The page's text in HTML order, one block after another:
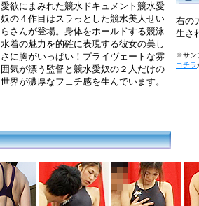
愛欲にまみれた競水ドキュメント競水愛
奴の４作目はスラっとした競水美人せい
らさんが登場。身体をホールドする競泳
水着の魅力を的確に表現する彼女の美し
さに胸がいっぱい！プライヴェートな雰
囲気が漂う監督と競水愛奴の２人だけの
世界が濃厚なフェチ感を生んでいます。
右の
生さ
※サン
コチラ